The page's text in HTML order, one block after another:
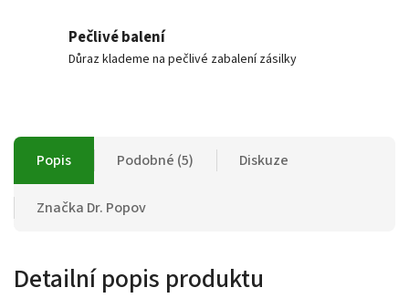
Pečlivé balení
Důraz klademe na pečlivé zabalení zásilky
Popis Podobné (5) Diskuze
Značka Dr. Popov
Detailní popis produktu